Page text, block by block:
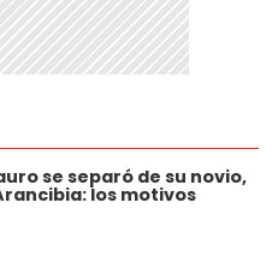
se separó de su novio,
los motivos